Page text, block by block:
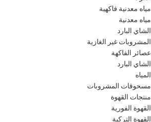
مياه معدنية فاكهية
مياه معدنية
الشاي البارد
المشروبات غير الغازية
عصائر الفاكهة
الشاي البارد
المياه
مسحوقات المشروبات
منتجات القهوة
القهوة الفورية